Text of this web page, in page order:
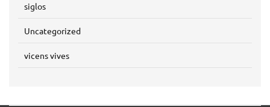
siglos
Uncategorized
vicens vives